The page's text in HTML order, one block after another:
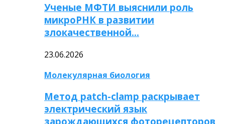
Ученые МФТИ выяснили роль
микроРНК в развитии
злокачественной…
23.06.2026
Молекулярная биология
Метод patch-clamp раскрывает
электрический язык
зарождающихся фоторецепторов